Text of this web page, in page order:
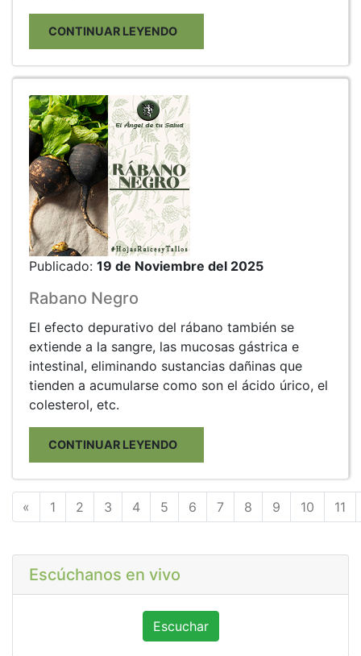
CONTINUAR LEYENDO
Publicado: 19 de Noviembre del 2025
Rabano Negro
El efecto depurativo del rábano también se
extiende a la sangre, las mucosas gástrica e
intestinal, eliminando sustancias dañinas que
tienden a acumularse como son el ácido úrico, el
colesterol, etc.
CONTINUAR LEYENDO
« Anterior
1 2 3 4 5 6 7 8 9 10 11
Escúchanos en vivo
Escuchar